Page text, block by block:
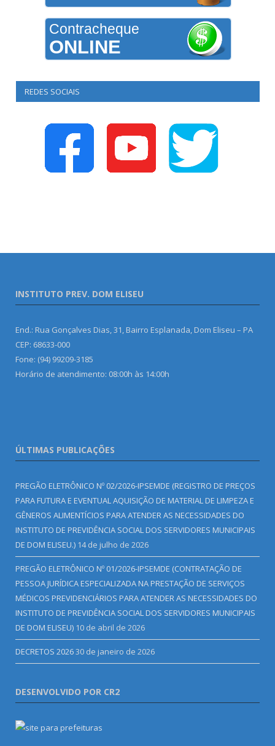
Contracheque
ONLINE
REDES SOCIAIS
INSTITUTO PREV. DOM ELISEU
End.: Rua Gonçalves Dias, 31, Bairro Esplanada, Dom Eliseu – PA
CEP: 68633-000
Fone: (94) 99209-3185
Horário de atendimento: 08:00h às 14:00h
ÚLTIMAS PUBLICAÇÕES
PREGÃO ELETRÔNICO Nº 02/2026-IPSEMDE (REGISTRO DE PREÇOS
PARA FUTURA E EVENTUAL AQUISIÇÃO DE MATERIAL DE LIMPEZA E
GÊNEROS ALIMENTÍCIOS PARA ATENDER AS NECESSIDADES DO
INSTITUTO DE PREVIDÊNCIA SOCIAL DOS SERVIDORES MUNICIPAIS
DE DOM ELISEU.) 14 de julho de 2026
PREGÃO ELETRÔNICO Nº 01/2026-IPSEMDE (CONTRATAÇÃO DE
PESSOA JURÍDICA ESPECIALIZADA NA PRESTAÇÃO DE SERVIÇOS
MÉDICOS PREVIDENCIÁRIOS PARA ATENDER AS NECESSIDADES DO
INSTITUTO DE PREVIDÊNCIA SOCIAL DOS SERVIDORES MUNICIPAIS
DE DOM ELISEU) 10 de abril de 2026
DECRETOS 202630 de janeiro de 2026
DESENVOLVIDO POR CR2